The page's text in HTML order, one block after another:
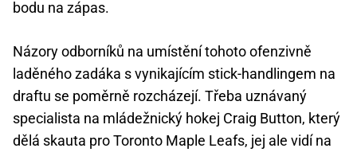
bodu na zápas.
Názory odborníků na umístění tohoto ofenzivně
laděného zadáka s vynikajícím stick-handlingem na
draftu se poměrně rozcházejí. Třeba uznávaný
specialista na mládežnický hokej Craig Button, který
dělá skauta pro Toronto Maple Leafs, jej ale vidí na